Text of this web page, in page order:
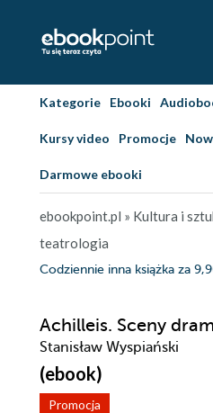
Kategorie Ebooki
Kursy video Promocje
Darmowe ebooki
ebookpoint.pl » Kultura i
teatrologia
Codziennie inna książka za
Achilleis. Sceny
Stanisław Wyspiański
(ebook)
Promocja